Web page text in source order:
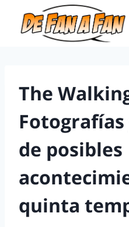
The
de posibles
quinta